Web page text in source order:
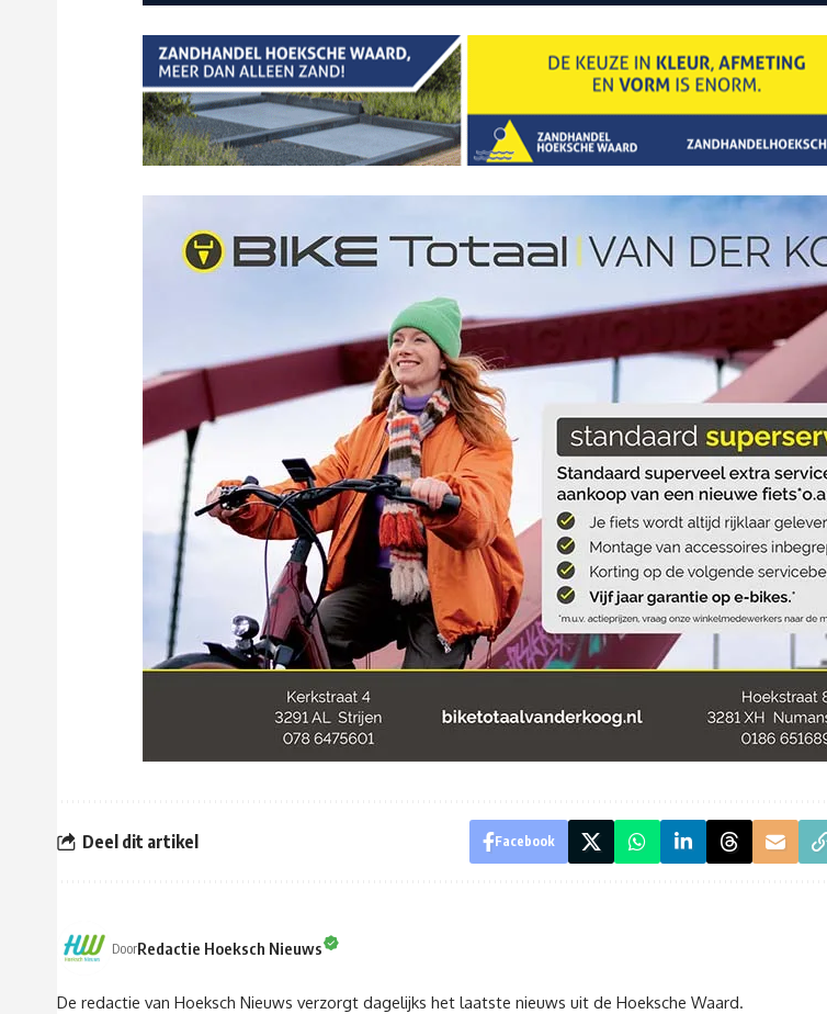
Deel dit artikel Facebook
DoorRedactie Hoeksch Nieuws
De redactie van Hoeksch Nieuws verzorgt dagelijks het laatste nieuws uit de Hoeksche Waard.